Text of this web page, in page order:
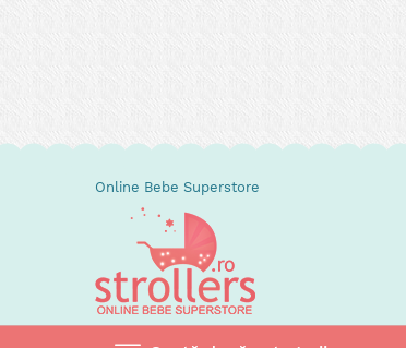
Online Bebe Superstore